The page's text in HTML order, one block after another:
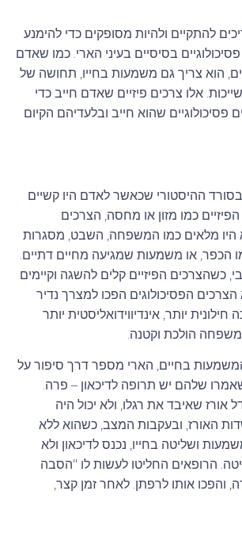
להתקיים ולהיות מסופקים כדי להימנע
בסיסיים בעיני הארי. כמו שאדם
הוא צריך גם משמעות בחייו, תחושה של
אלו צרכים פיזיים שאדם חייב כדי
פסיכולוגיים שהוא חייב ובלעדיהם הקיום
ההיסטורי שכאשר לאדם היו קשיים
כמו מזון או מחסה, הצרכים
היו מלאים כמו המשפחה, השבט, מסגרות
הכפר, או משמעות שמגיעה מחיים דתיים.
כשהצרכים הפיזיים קלים להשגה וקיימים
הפסיכולוגים הפכו למצרך נדיר
יותר, אינדיווידואליסטית יותר
הולכת וקטנה.
בחיים, הארי מספר דרך סיפור על
שלהם יש תרופה לדיכאון – פרה.
אורז שאיבד את רגלו, ולא יכול היה
האורז, ובעקבות המצב, כשהוא ללא
ושליטה בחייו, נכנס לדיכאון ולא
הרופאים החליטו לעשות לו "הסבה
והפכו אותו לרפתן. לאחר זמן קצר,